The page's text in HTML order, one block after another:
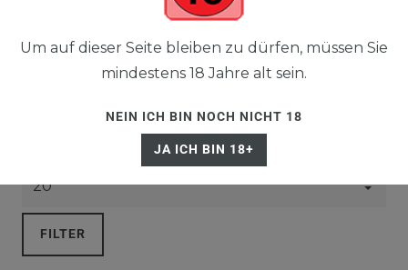
PODS
FILTER
Um auf dieser Seite bleiben zu dürfen, müssen Sie
mindestens 18 Jahre alt sein.
NEIN ICH BIN NOCH NICHT 18
JA ICH BIN 18+